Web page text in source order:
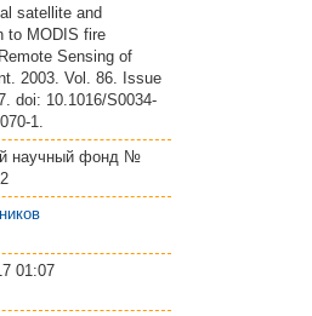
satellite and
to MODIS fire
Sensing of
2003. Vol. 86. Issue
doi: 10.1016/S0034-
1.
научный фонд №
01:07